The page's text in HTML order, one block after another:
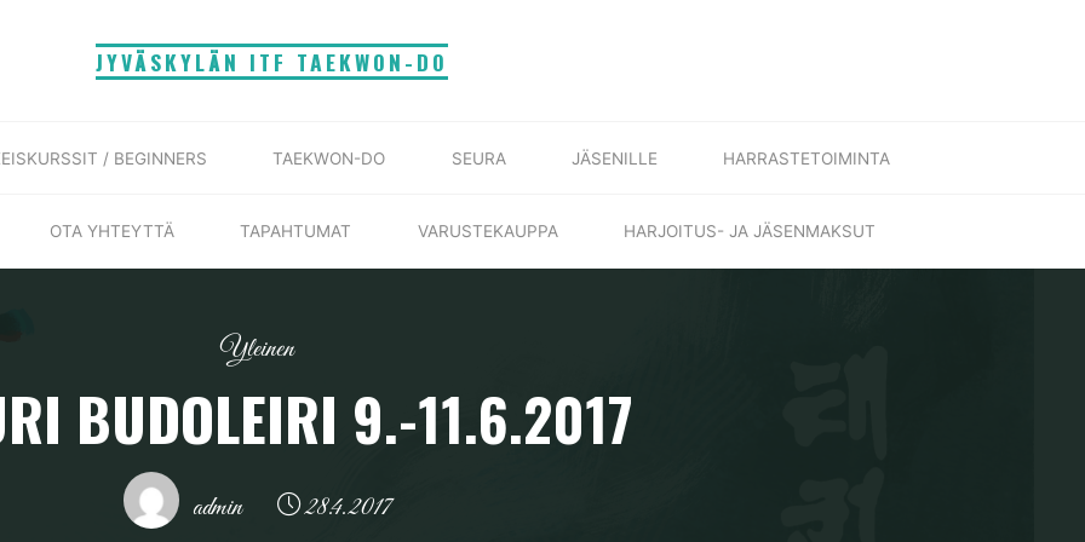
JYVÄSKYLÄN ITF TAEKWON-DO
/ BEGINNERS TAEKWON-DO SEURA JÄSENILLE HARRASTETOIMINTA
OTA YHTEYTTÄ TAPAHTUMAT VARUSTEKAUPPA HARJOITUS- JA JÄSENMAKSUT
Yleinen
BUDOLEIRI 9.-11.6.2017
admin 28.4.2017